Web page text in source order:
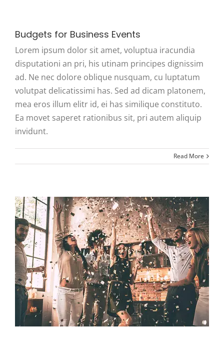
Budgets for Business Events
Lorem ipsum dolor sit amet, voluptua iracundia
disputationi an pri, his utinam principes dignissim
ad. Ne nec dolore oblique nusquam, cu luptatum
volutpat delicatissimi has. Sed ad dicam platonem,
mea eros illum elitr id, ei has similique constituto.
Ea movet saperet rationibus sit, pri autem aliquip
invidunt.
Read More